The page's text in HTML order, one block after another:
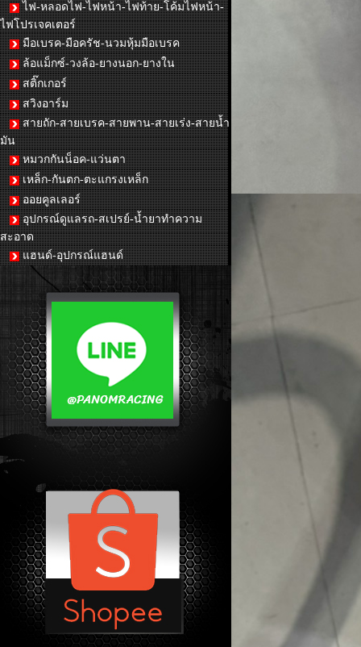
ไฟ-หลอดไฟ-ไฟหน้า-ไฟท้าย-โค้มไฟหน้า-
ไฟโปรเจคเตอร์
มือเบรค-มือครัช-นวมหุ้มมือเบรค
ล้อแม็กซ์-วงล้อ-ยางนอก-ยางใน
สติ๊กเกอร์
สวิงอาร์ม
สายถัก-สายเบรค-สายพาน-สายเร่ง-สายน้ำ
มัน
หมวกกันน็อค-แว่นตา
เหล็ก-กันตก-ตะแกรงเหล็ก
ออยคูลเลอร์
อุปกรณ์ดูแลรถ-สเปรย์-น้ำยาทำความ
สะอาด
แฮนด์-อุปกรณ์แฮนด์